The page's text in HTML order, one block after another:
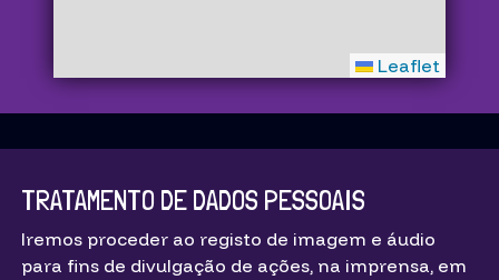
Leaflet
TRATAMENTO DE DADOS PESSOAIS
Iremos proceder ao registo de imagem e áudio
para fins de divulgação de ações, na imprensa, em